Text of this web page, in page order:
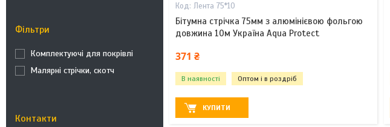
Фільтри
Комплектуючі для покрівлі
Малярні стрічки, скотч
Контакти
Лента 75*10
Бітумна стрічка 75мм з алюмінієвою фольгою
довжина 10м Україна Aqua Protect
371 ₴
В наявності Оптом і в роздріб
КУПИТИ